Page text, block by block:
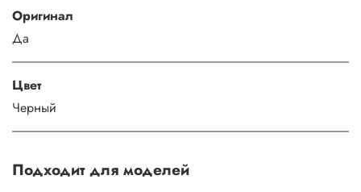
Оригинал
Да
Цвет
Черный
Подходит для моделей